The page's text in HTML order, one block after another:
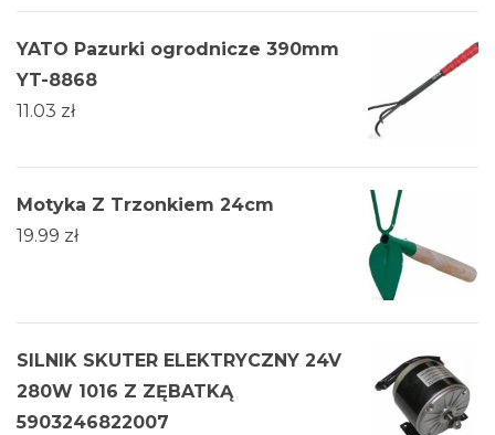
YATO Pazurki ogrodnicze 390mm
YT-8868
11.03 zł
Motyka Z Trzonkiem 24cm
19.99 zł
SILNIK SKUTER ELEKTRYCZNY 24V
280W 1016 Z ZĘBATKĄ
5903246822007